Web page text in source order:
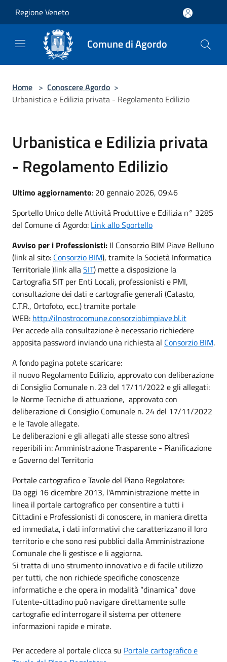
Regione Veneto
Comune di Agordo
Home > Conoscere Agordo >
Urbanistica e Edilizia privata - Regolamento Edilizio
Urbanistica e Edilizia privata
- Regolamento Edilizio
Ultimo aggiornamento: 20 gennaio 2026, 09:46
Sportello Unico delle Attività Produttive e Edilizia n° 3285
del Comune di Agordo: Link allo Sportello
Avviso per i Professionisti: Il Consorzio BIM Piave Belluno
(link al sito: Consorzio BIM), tramite la Società Informatica
Territoriale )link allaSIT) mette a disposizione la
Cartografia SIT per Enti Locali, professionisti e PMI,
consultazione dei dati e cartografie generali (Catasto,
C.T.R., Ortofoto, ecc.) tramite portale
WEB: http://ilnostrocomune.consorziobimpiave.bl.it
Per accede alla consultazione è necessario richiedere
apposita password inviando una richiesta al Consorzio BIM.
A fondo pagina potete scaricare:
il nuovo Regolamento Edilizio, approvato con deliberazione
di Consiglio Comunale n. 23 del 17/11/2022 e gli allegati:
le Norme Tecniche di attuazione, approvato con
deliberazione di Consiglio Comunale n. 24 del 17/11/2022
e le Tavole allegate.
Le deliberazioni e gli allegati alle stesse sono altresì
reperibili in: Amministrazione Trasparente - Pianificazione
e Governo del Territorio
Portale cartografico e Tavole del Piano Regolatore:
Da oggi 16 dicembre 2013, l'Amministrazione mette in
linea il portale cartografico per consentire a tutti i
Cittadini e Professionisti di conoscere, in maniera diretta
ed immediata, i dati informativi che caratterizzano il loro
territorio e che sono resi pubblici dalla Amministrazione
Comunale che li gestisce e li aggiorna.
Si tratta di uno strumento innovativo e di facile utilizzo
per tutti, che non richiede specifiche conoscenze
informatiche e che opera in modalità “dinamica” dove
l’utente-cittadino può navigare direttamente sulle
cartografie ed interrogare il sistema per ottenere
informazioni rapide e mirate.
Per accedere al portale clicca su Portale cartografico e